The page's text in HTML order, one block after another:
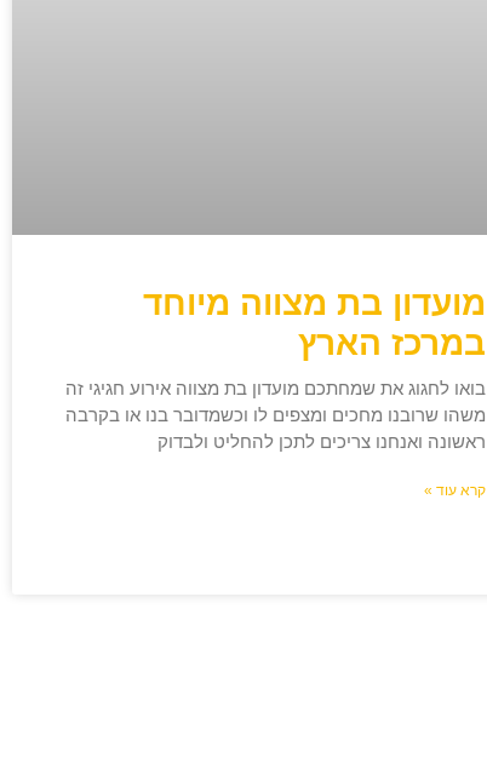
מועדון בת מצווה מיוחד
במרכז הארץ
בואו לחגוג את שמחתכם מועדון בת מצווה אירוע חגיגי זה
משהו שרובנו מחכים ומצפים לו וכשמדובר בנו או בקרבה
ראשונה ואנחנו צריכים לתכן להחליט ולבדוק
קרא עוד »